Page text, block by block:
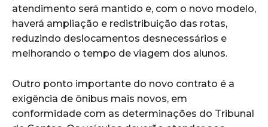
atendimento será mantido e, com o novo modelo,
haverá ampliação e redistribuição das rotas,
reduzindo deslocamentos desnecessários e
melhorando o tempo de viagem dos alunos.
Outro ponto importante do novo contrato é a
exigência de ônibus mais novos, em
conformidade com as determinações do Tribunal